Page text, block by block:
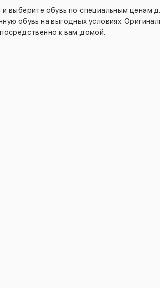
выберите обувь по специальным ценам
обувь на выгодных условиях.
к вам домой.